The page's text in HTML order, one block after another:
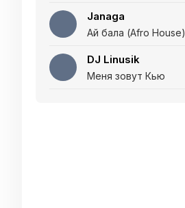
Janaga
Ай бала (Afro House)
DJ Linusik
Меня зовут Кью